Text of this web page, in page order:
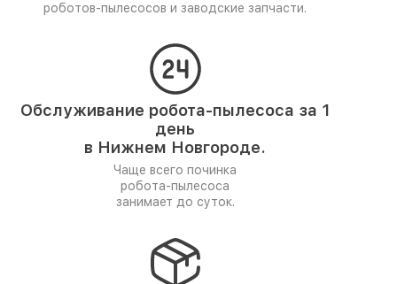
роботов-пылесосов и заводские запчасти.
Обслуживание робота-пылесоса за 1
день
в Нижнем Новгороде.
Чаще всего починка
робота-пылесоса
занимает до суток.